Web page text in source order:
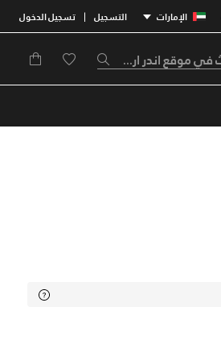
الإمارات التسجيل | تسجيل الدخول